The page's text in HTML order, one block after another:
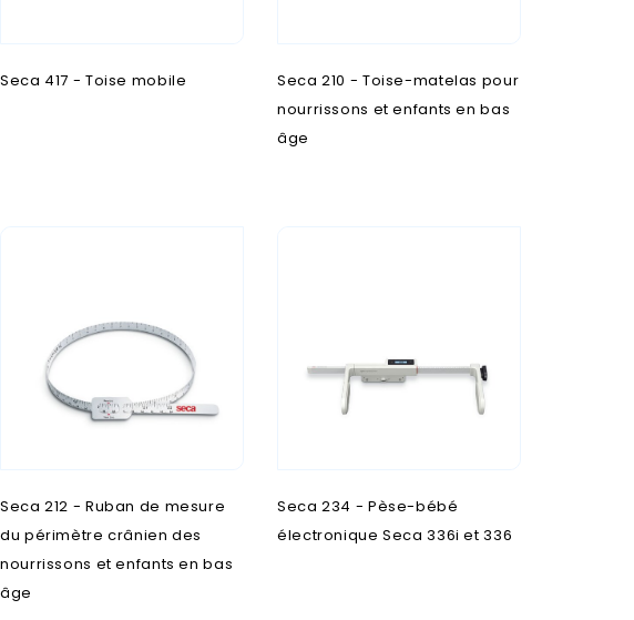
Seca 417 - Toise mobile
Seca 210 - Toise-matelas pour
nourrissons et enfants en bas
âge
Seca 212 - Ruban de mesure
du périmètre crânien des
nourrissons et enfants en bas
âge
Seca 234 - Pèse-bébé
électronique Seca 336i et 336